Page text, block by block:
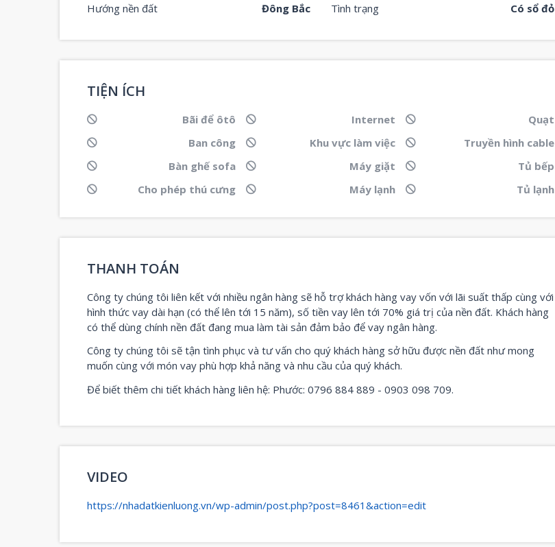
Hướng nền đất
Đông Bắc Tình trạng Có sổ đỏ
TIỆN ÍCH
Bãi để ôtô
Ban công
Bàn ghế sofa
Cho phép thú cưng
Internet
Khu vực làm việc
Máy giặt
Máy lạnh
Quạt
Truyền hình cable
Tủ bếp
Tủ lạnh
THANH TOÁN
Công ty chúng tôi liên kết với nhiều ngân hàng sẽ hỗ trợ khách hàng vay vốn với lãi suất thấp cùng với
hình thức vay dài hạn (có thể lên tới 15 năm), số tiền vay lên tới 70% giá trị của nền đất. Khách hàng
có thể dùng chính nền đất đang mua làm tài sản đảm bảo để vay ngân hàng.
Công ty chúng tôi sẽ tận tình phục và tư vấn cho quý khách hàng sở hữu được nền đất như mong
muốn cùng với món vay phù hợp khả năng và nhu cầu của quý khách.
Để biết thêm chi tiết khách hàng liên hệ: Phước: 0796 884 889 - 0903 098 709.
VIDEO
https://nhadatkienluong.vn/wp-admin/post.php?post=8461&action=edit